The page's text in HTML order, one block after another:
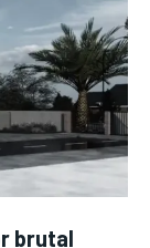
brutal